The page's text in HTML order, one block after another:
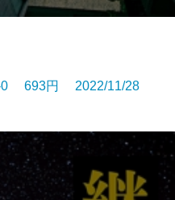
0 693円 2022/11/28